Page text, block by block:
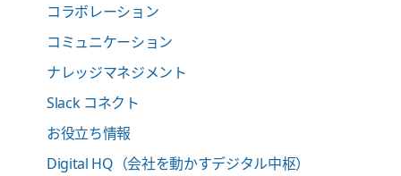
コラボレーション
コミュニケーション
ナレッジマネジメント
Slack コネクト
お役立ち情報
Digital HQ（会社を動かすデジタル中枢）